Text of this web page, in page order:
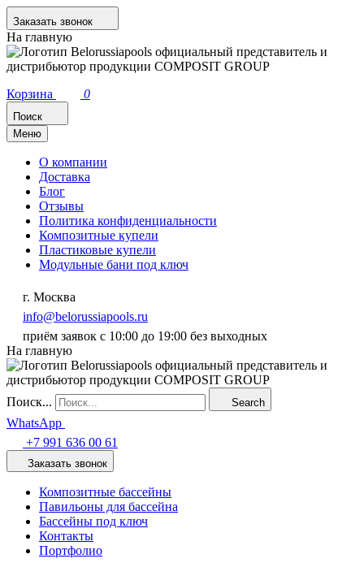
Заказать звонок
На главную
Корзина 0
Поиск
Меню
О компании
Доставка
Блог
Отзывы
Политика конфиденциальности
Композитные купели
Пластиковые купели
Модульные бани под ключ
г. Москва
info@belorussiapools.ru
приём заявок с 10:00 до 19:00 без выходных
На главную
Поиск... Search
WhatsApp
+7 991 636 00 61
Заказать звонок
Композитные бассейны
Павильоны для бассейна
Бассейны под ключ
Контакты
Портфолио